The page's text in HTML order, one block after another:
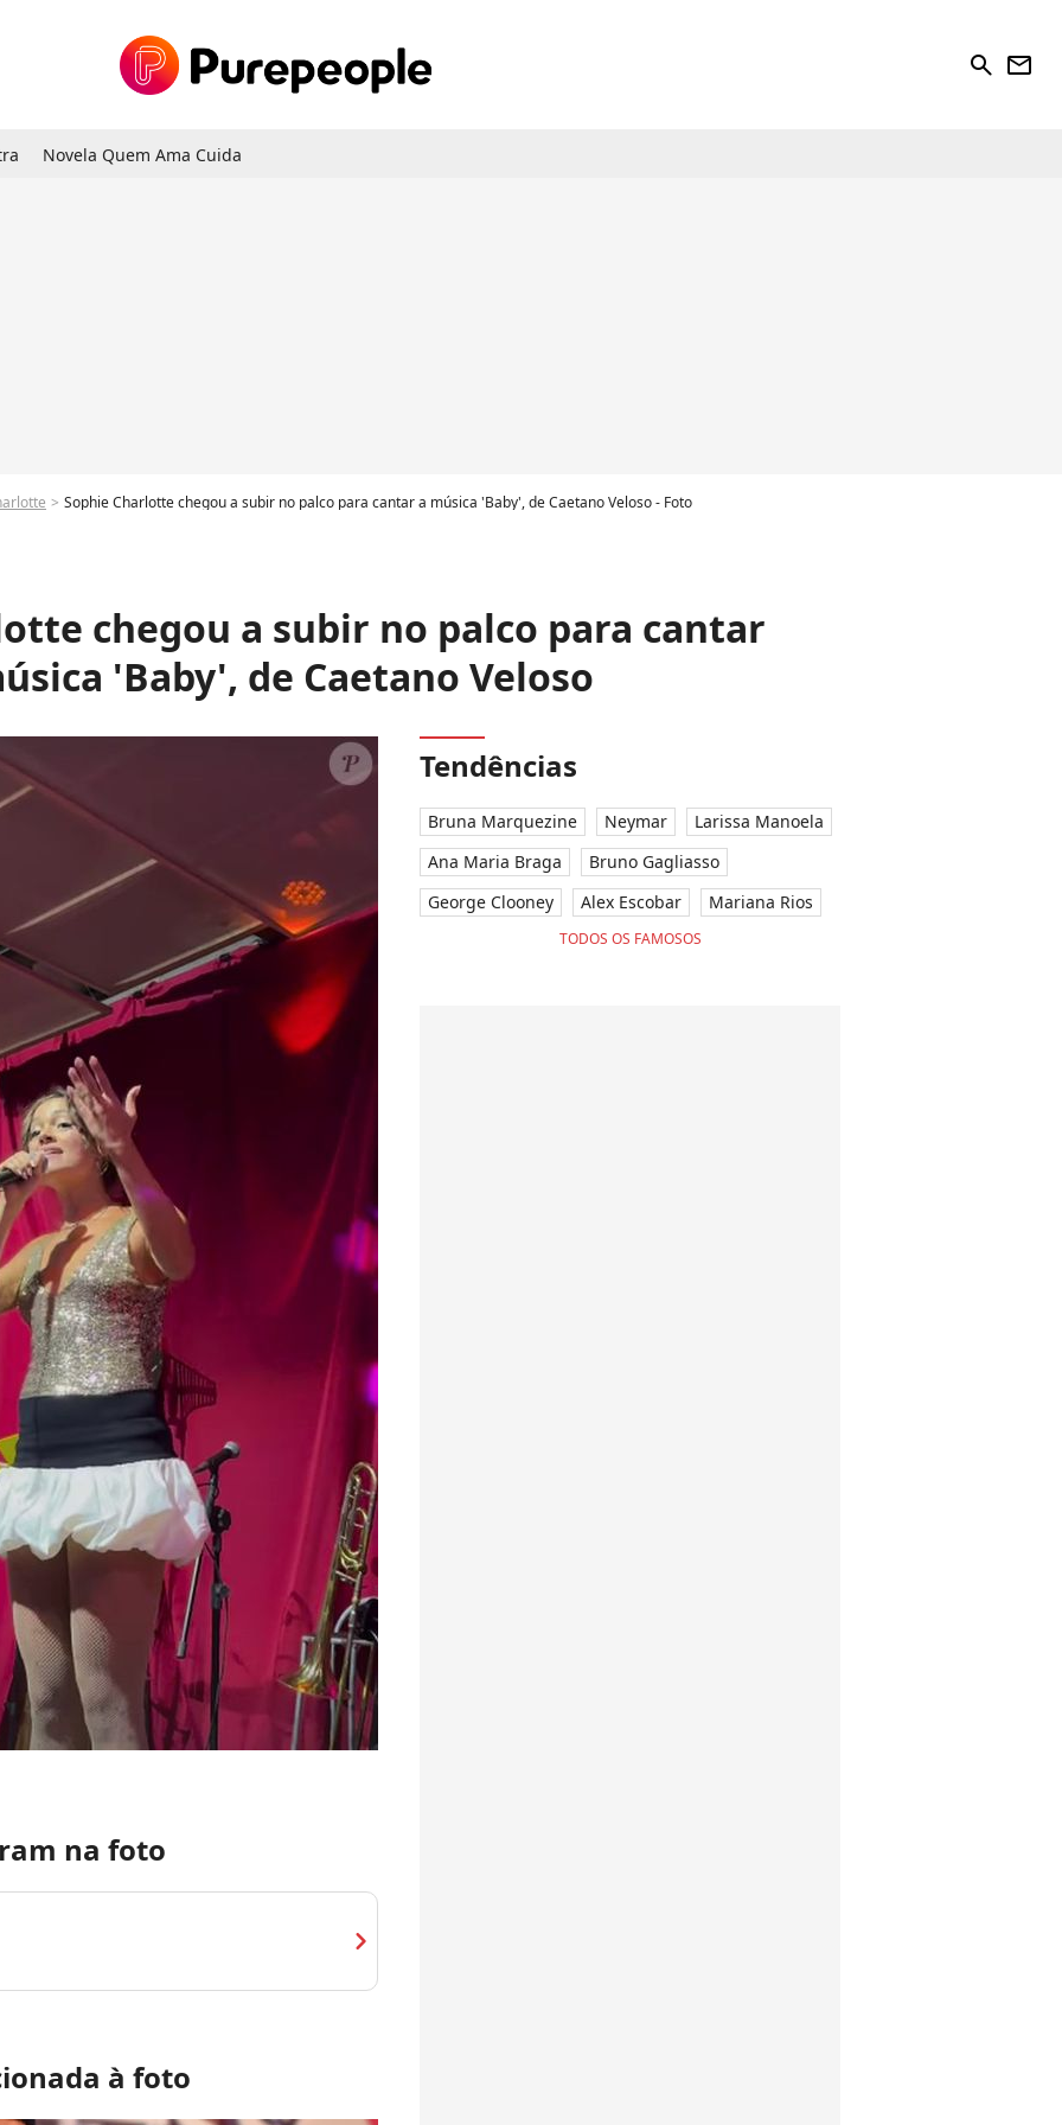
search newsletter
Novela Quem Ama Cuida
Sophie Charlotte chegou a subir no palco para cantar a música 'Baby', de Caetano Veloso - Foto
chegou a subir no palco para cantar
'Baby', de Caetano Veloso
na foto
chevron_right
à foto
Tendências
Bruna Marquezine Neymar
Larissa Manoela
Ana Maria Braga
Bruno Gagliasso
George Clooney
Alex Escobar Mariana Rios
TODOS OS FAMOSOS